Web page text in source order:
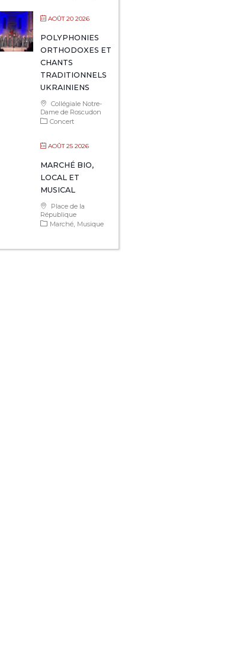
AOÛT 20 2026
POLYPHONIES
ORTHODOXES ET
CHANTS
TRADITIONNELS
UKRAINIENS
Collégiale Notre-
Dame de Roscudon
Concert
AOÛT 25 2026
MARCHÉ BIO,
LOCAL ET
MUSICAL
Place de la
République
Marché Musique